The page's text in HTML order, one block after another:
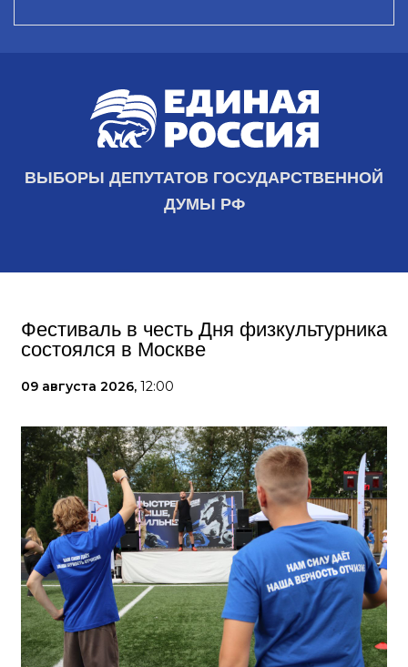
ВЫБОРЫ ДЕПУТАТОВ ГОСУДАРСТВЕННОЙ
ДУМЫ РФ
Фестиваль в честь Дня физкультурника
состоялся в Москве
09 августа 2026, 12:00